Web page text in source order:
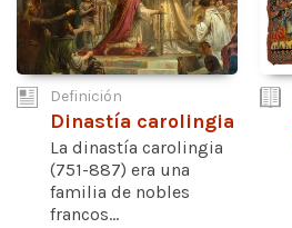
Definición
Dinastía carolingia
La dinastía carolingia
(751-887) era una
familia de nobles
francos...